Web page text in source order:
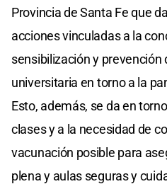
Provincia de Santa Fe que
acciones vinculadas a la
sensibilización y
universitaria en torno a la
Esto, además, se da en
clases y a la necesidad de
vacunación posible para
plena y aulas seguras y